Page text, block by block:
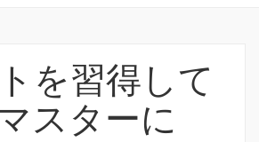
シ
ョ
を習得して
スターに